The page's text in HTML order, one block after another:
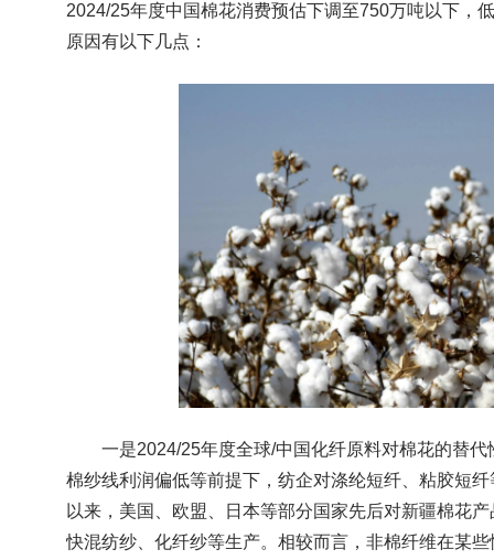
2024/25年度中国棉花消费预估下调至750万吨以下，
原因有以下几点：
一是2024/25年度全球/中国化纤原料对棉花的替代
棉纱线利润偏低等前提下，纺企对涤纶短纤、粘胶短
以来，美国、欧盟、日本等部分国家先后对新疆棉花
快混纺纱、化纤纱等生产。相较而言，非棉纤维在某